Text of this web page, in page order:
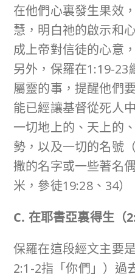
在他們心裏發生果效
慧，明白祂的啟示和
成上帝對信徒的心意
另外，保羅在1:19-23
屬靈的事，提醒他們
能已經讓基督從死人
一切地上的、天上的
勢，以及一切的名號
撒的名字或一些著名
米，參徒19:28、34）
C. 在耶書亞裏得生（
保羅在這段經文主要
2:1-2指「你們」）過